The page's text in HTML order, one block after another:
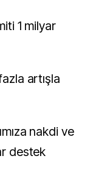
1 milyar
artışla
nakdi ve
destek